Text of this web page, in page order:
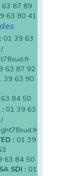
63 87 89
63 80 41
: 01 39 63
63 87 92
39 63 90
84 50
: 01 39 63
: 01 39
63 84 50
SDI : 01